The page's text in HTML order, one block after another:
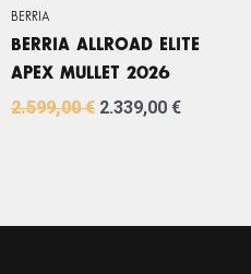
BERRIA
BERRIA ALLROAD ELITE
APEX MULLET 2026
2.599,00€ 2.339,00 €